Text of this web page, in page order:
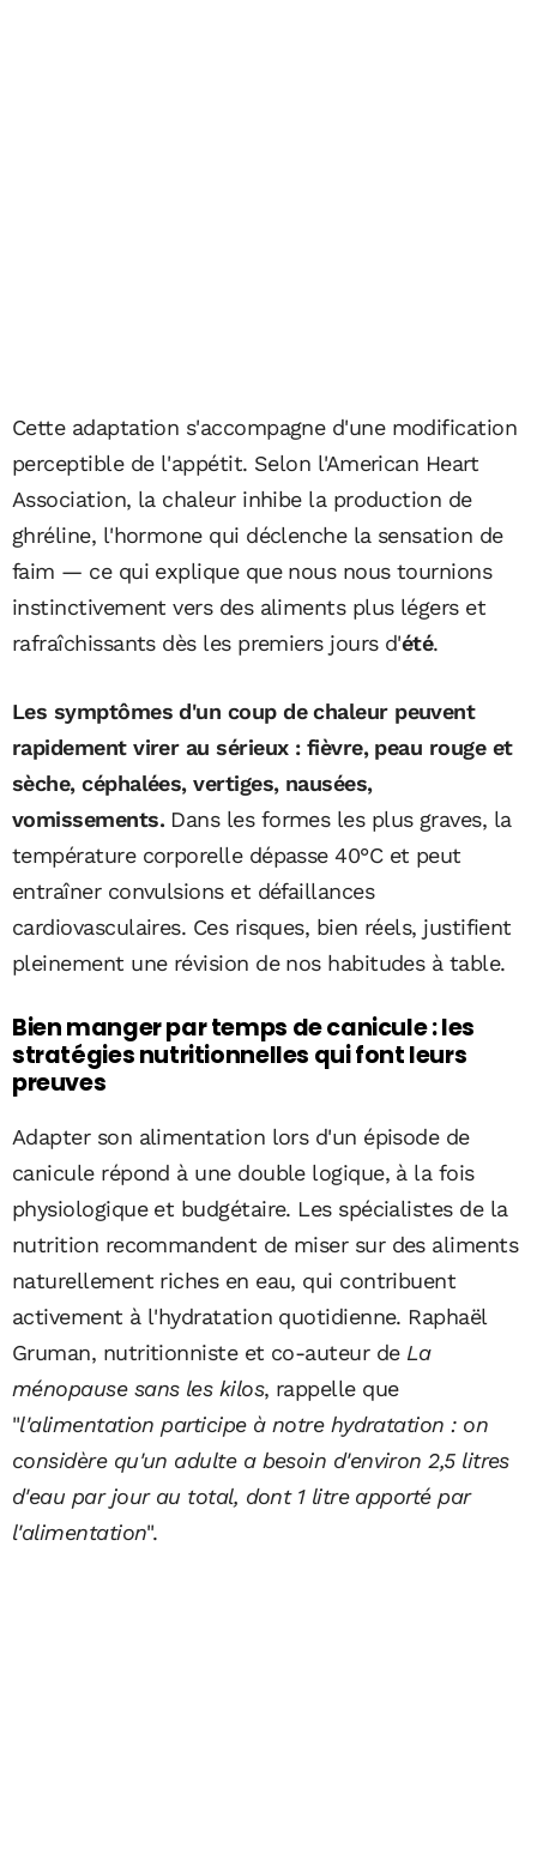
Cette adaptation s'accompagne d'une modification
perceptible de l'appétit. Selon l'American Heart
Association, la chaleur inhibe la production de
ghréline, l'hormone qui déclenche la sensation de
faim — ce qui explique que nous nous tournions
instinctivement vers des aliments plus légers et
rafraîchissants dès les premiers jours d'été.
Les symptômes d'un coup de chaleur peuvent
rapidement virer au sérieux : fièvre, peau rouge et
sèche, céphalées, vertiges, nausées,
vomissements.Dans les formes les plus graves, la
température corporelle dépasse 40°C et peut
entraîner convulsions et défaillances
cardiovasculaires. Ces risques, bien réels, justifient
pleinement une révision de nos habitudes à table.
Bien manger par temps de canicule : les
stratégies nutritionnelles qui font leurs
preuves
Adapter son alimentation lors d'un épisode de
canicule répond à une double logique, à la fois
physiologique et budgétaire. Les spécialistes de la
nutrition recommandent de miser sur des aliments
naturellement riches en eau, qui contribuent
activement à l'hydratation quotidienne. Raphaël
Gruman, nutritionniste et co-auteur de La
ménopause sans les kilos, rappelle que
"l'alimentation participe à notre hydratation : on
considère qu'un adulte a besoin d'environ 2,5 litres
d'eau par jour au total, dont 1 litre apporté par
l'alimentation".